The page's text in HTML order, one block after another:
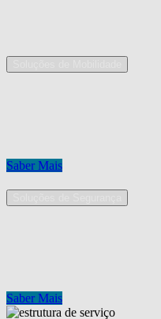
Saber Mais
Saber Mais